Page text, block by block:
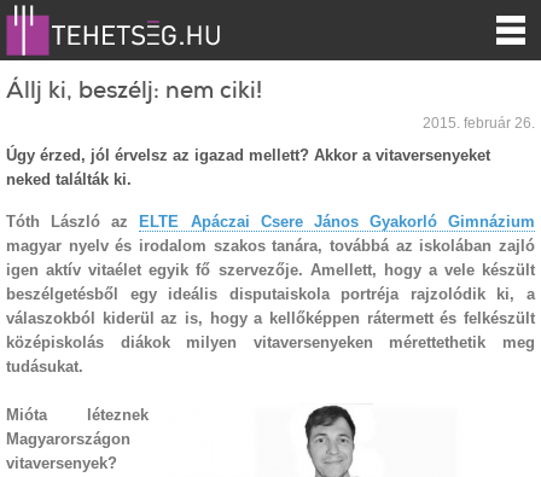
Állj ki, beszélj: nem ciki!
2015. február 26.
Úgy érzed, jól érvelsz az igazad mellett? Akkor a vitaversenyeket
neked találták ki.
Tóth László az
ELTE Apáczai Csere János Gyakorló Gimnázium
magyar nyelv és irodalom szakos tanára, továbbá az iskolában zajló
igen aktív vitaélet egyik fő szervezője. Amellett, hogy a vele készült
beszélgetésből egy ideális disputaiskola portréja rajzolódik ki, a
válaszokból kiderül az is, hogy a kellőképpen rátermett és felkészült
középiskolás diákok milyen vitaversenyeken mérettethetik meg
tudásukat.
Mióta léteznek
Magyarországon
vitaversenyek?